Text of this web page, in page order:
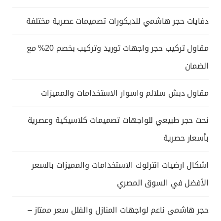
دفايات حجر هاشمي للديكورات تصميمات عصرية مختلفة
مقاول تركيب حجر واجهات توريد وتركيب بخصم 20% مع
الضمان
مقاول دبش سلالم واسوار الاستخدامات والمميزات
نحت حجر طبيعي للواجهات تصميمات كلاسيكية وعصرية
بأسعار حصرية
اشكال ارضيات انترلوك الاستخدامات والمميزات بالسعر
الأفضل في السوق المصري
حجر هاشمى ناعم لواجهات المنازل والفلل سعر ممتاز –